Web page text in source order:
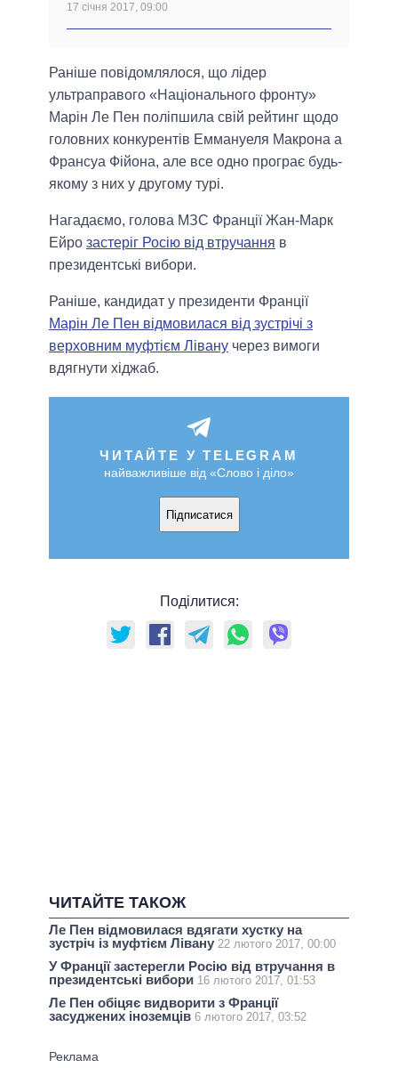
17 січня 2017, 09:00
Раніше повідомлялося, що лідер
ультраправого «Національного фронту»
Марін Ле Пен поліпшила свій рейтинг щодо
головних конкурентів Еммануеля Макрона а
Франсуа Фійона, але все одно програє будь-
якому з них у другому турі.
Нагадаємо, голова МЗС Франції Жан-Марк
Ейро застеріг Росію від втручання в
президентські вибори.
Раніше, кандидат у президенти Франції
Марін Ле Пен відмовилася від зустрічі з
верховним муфтієм Лівану через вимоги
вдягнути хіджаб.
ЧИТАЙТЕ У TELEGRAM
найважливіше від «Слово і діло»
Підписатися
Поділитися:
ЧИТАЙТЕ ТАКОЖ
Ле Пен відмовилася вдягати хустку на
зустріч із муфтієм Лівану 22 лютого 2017, 00:00
У Франції застерегли Росію від втручання в
президентські вибори 16 лютого 2017, 01:53
Ле Пен обіцяє видворити з Франції
засуджених іноземців 6 лютого 2017, 03:52